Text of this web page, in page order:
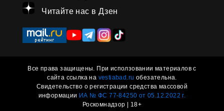
Читайте нас в Дзен
Все права защищены. При исползовании материалов с
сайта ссылка на vestiabad.ru обезательна.
Свидетельство о регистрации средства массовой
информации ИА № ФС 77-84250 от 05.12.2022 г.
Роскомнадзор | 18+